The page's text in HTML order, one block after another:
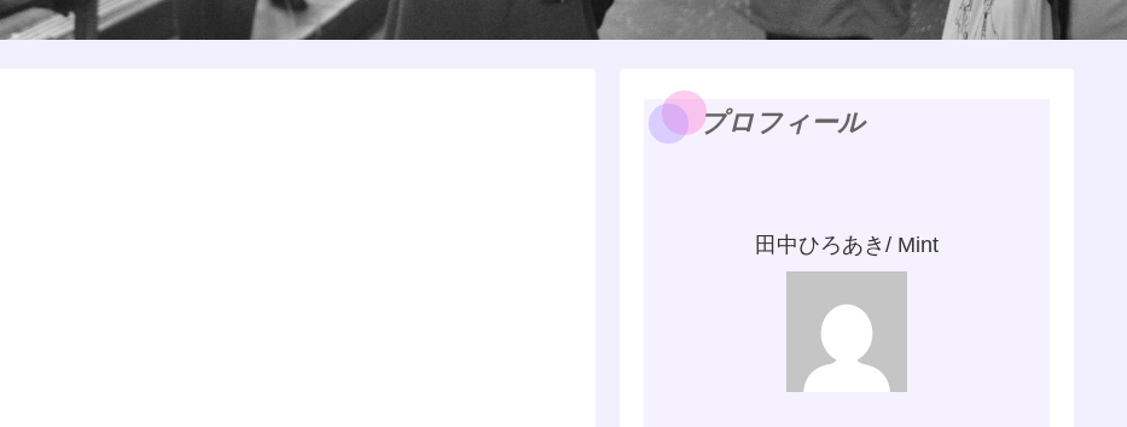
プロフィール
田中ひろあき/ Mint